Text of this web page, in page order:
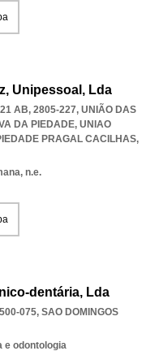
Unipessoal, Lda
AB, 2805-227, UNIÃO DAS
DA PIEDADE, UNIAO
PRAGAL CACILHAS,
n.e.
dentária, Lda
075, SAO DOMINGOS
e odontologia